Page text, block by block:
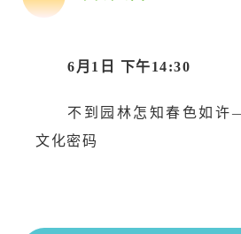
6月1日 下午14:30
不到园林怎知春色如
文化密码